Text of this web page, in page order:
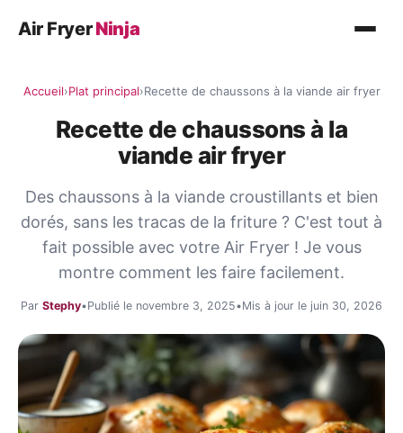
Air FryerNinja
Plat principal
Légumes
Desserts
Conseils
Accueil›Plat principal›Recette de chaussons à la viande air fryer
Recette de chaussons à la
viande air fryer
Des chaussons à la viande croustillants et bien
dorés, sans les tracas de la friture ? C'est tout à
fait possible avec votre Air Fryer ! Je vous
montre comment les faire facilement.
Par Stephy•Publié le novembre 3, 2025•Mis à jour le juin 30, 2026